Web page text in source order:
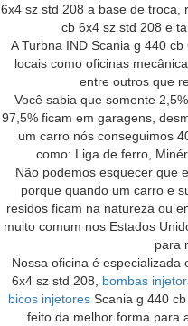
6x4 sz std 208 a base de troca,
cb 6x4 sz std 208 e
A Turbna IND Scania g 440
locais como oficinas
entre outros que
Você sabia que somente
97,5% ficam em garagens,
um carro nós conseguimos
como: Liga de ferro,
Não podemos esquecer que
porque quando um carro e
residos ficam na natureza ou
muito comum nos Estados
para
Nossa oficina é especializada
6x4 sz std 208, bombas
bicos injetoresScania g 440 cb
feito da melhor forma para